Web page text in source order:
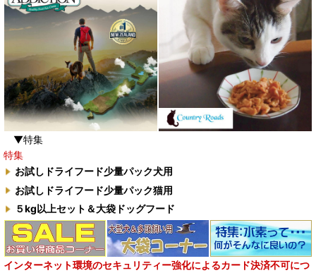
▼特集
特集
お試しドライフード少量パック犬用
お試しドライフード少量パック猫用
５kg以上セット＆大袋ドッグフード
インターネット環境のセキュリティー強化によるカード決済不可につ